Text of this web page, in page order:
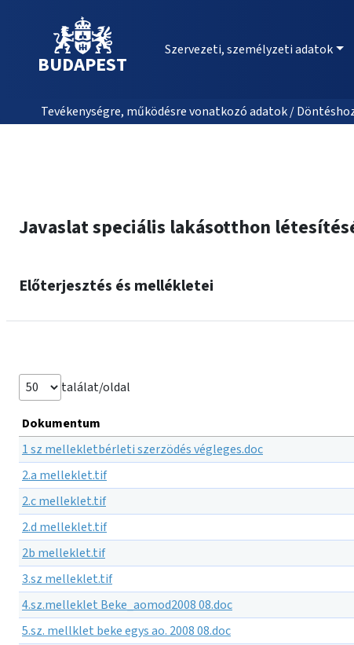
BUDAPEST
Szervezeti, személyzeti adatok
Tevékenységre, működésre vonatkozó adatok /
Javaslat speciális lakásotthon
Előterjesztés és mellékletei
találat/oldal
Dokumentum
1 sz mellekletbérleti szerzödés végleges.doc
2.a melleklet.tif
2.c melleklet.tif
2.d melleklet.tif
2b melleklet.tif
3.sz melleklet.tif
4.sz.melleklet Beke_aomod2008 08.doc
5.sz. mellklet beke egys ao. 2008 08.doc